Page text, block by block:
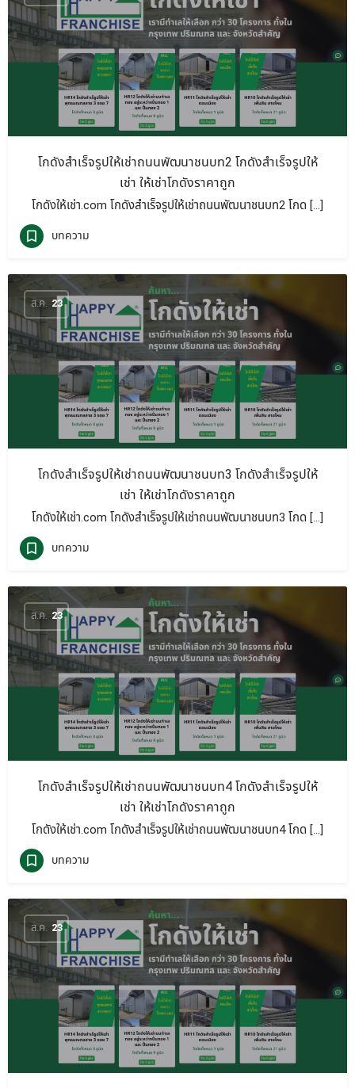
โกดังสำเร็จรูปให้เช่าถนนพัฒนาชนบท2 โกดังสำเร็จรูปให้
เช่า ให้เช่าโกดังราคาถูก
โกดังให้เช่า.com โกดังสำเร็จรูปให้เช่าถนนพัฒนาชนบท2 โกด […]
บทความ
ส.ค. 23
โกดังสำเร็จรูปให้เช่าถนนพัฒนาชนบท3 โกดังสำเร็จรูปให้
เช่า ให้เช่าโกดังราคาถูก
โกดังให้เช่า.com โกดังสำเร็จรูปให้เช่าถนนพัฒนาชนบท3 โกด […]
บทความ
ส.ค. 23
โกดังสำเร็จรูปให้เช่าถนนพัฒนาชนบท4 โกดังสำเร็จรูปให้
เช่า ให้เช่าโกดังราคาถูก
โกดังให้เช่า.com โกดังสำเร็จรูปให้เช่าถนนพัฒนาชนบท4 โกด […]
บทความ
ส.ค. 23